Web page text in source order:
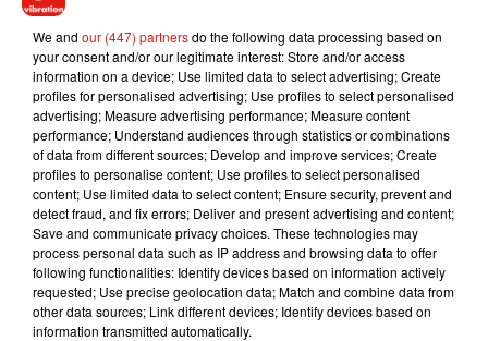
7 août 2026
Julien Lieb s’essaye à la vie de chatelain
dans son nouveau clip
7 août 2026
Madonna sort enfin le remix de « Love
Sensation » avec Kylie Minogue
We and our (447) partnersdo the following data processing based on
your consent and/or our legitimate interest: Store and/or access
information on a device; Use limited data to select advertising; Create
profiles for personalised advertising; Use profiles to select personalised
advertising; Measure advertising performance; Measure content
performance; Understand audiences through statistics or combinations
of data from different sources; Develop and improve services; Create
profiles to personalise content; Use profiles to select personalised
content; Use limited data to select content; Ensure security, prevent and
detect fraud, and fix errors; Deliver and present advertising and content;
Save and communicate privacy choices. These technologies may
process personal data such as IP address and browsing data to offer
following functionalities: Identify devices based on information actively
requested; Use precise geolocation data; Match and combine data from
other data sources; Link different devices; Identify devices based on
information transmitted automatically.